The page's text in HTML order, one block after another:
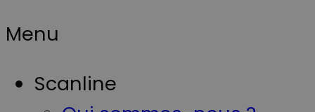
Menu
Scanline